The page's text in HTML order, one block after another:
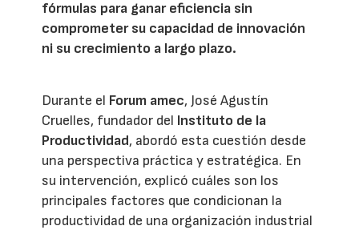
fórmulas para ganar eficiencia sin
comprometer su capacidad de innovación
ni su crecimiento a largo plazo.
Durante el Forum amec, José Agustín
Cruelles, fundador del Instituto de la
Productividad, abordó esta cuestión desde
una perspectiva práctica y estratégica. En
su intervención, explicó cuáles son los
principales factores que condicionan la
productividad de una organización industrial